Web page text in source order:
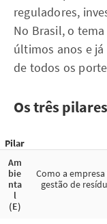
reguladores,
No Brasil, o
últimos anos e já
de todos os
Os três
Pilar
Am
bie
nta
l
(E)
Como a
gestão de